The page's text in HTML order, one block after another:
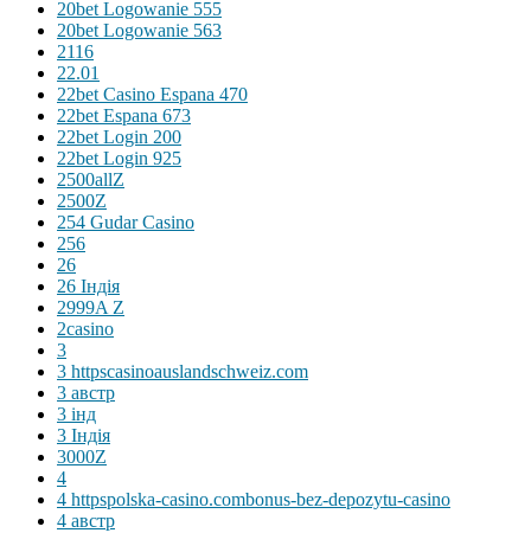
20bet Logowanie 555
20bet Logowanie 563
2116
22.01
22bet Casino Espana 470
22bet Espana 673
22bet Login 200
22bet Login 925
2500allZ
2500Z
254 Gudar Casino
256
26
26 Індія
2999A Z
2casino
3
3 httpscasinoauslandschweiz.com
3 австр
3 інд
3 Індія
3000Z
4
4 httpspolska-casino.combonus-bez-depozytu-casino
4 австр